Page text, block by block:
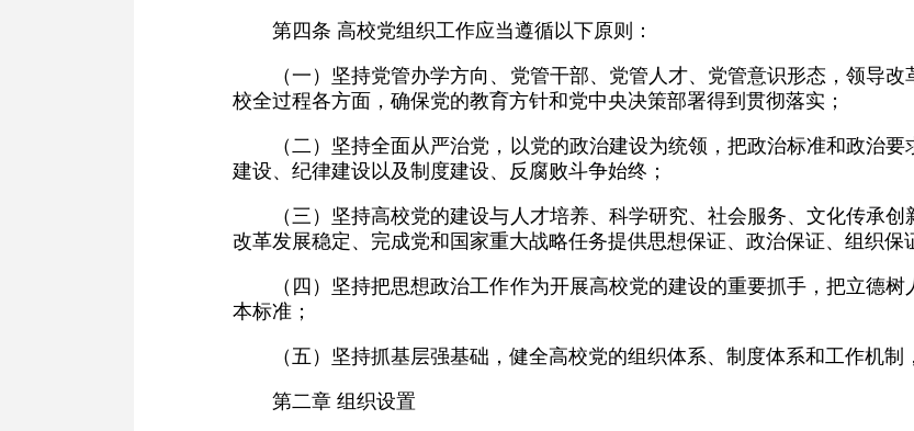
第四条 高校党组织工作应当遵循以下原则：
（一）坚持党管办学方向、党管干部、党管人才、党管意识形态，领导
校全过程各方面，确保党的教育方针和党中央决策部署得到贯彻落实；
（二）坚持全面从严治党，以党的政治建设为统领，把政治标准和政治
建设、纪律建设以及制度建设、反腐败斗争始终；
（三）坚持高校党的建设与人才培养、科学研究、社会服务、文化传承
改革发展稳定、完成党和国家重大战略任务提供思想保证、政治保证、组织保
（四）坚持把思想政治工作作为开展高校党的建设的重要抓手，把立德
本标准；
（五）坚持抓基层强基础，健全高校党的组织体系、制度体系和工作机制
第二章 组织设置